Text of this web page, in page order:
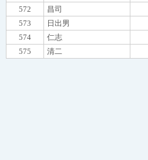
572
昌司
573
日出男
574
仁志
575
清二